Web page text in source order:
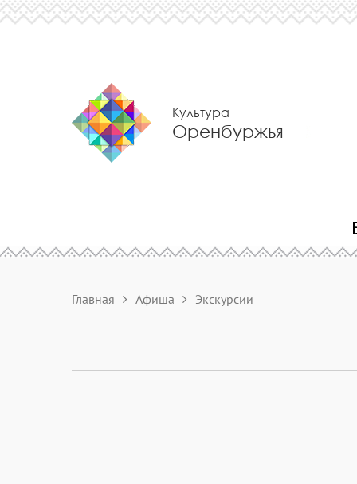
Культура
Оренбуржья
Главная Афиша Экскурсии